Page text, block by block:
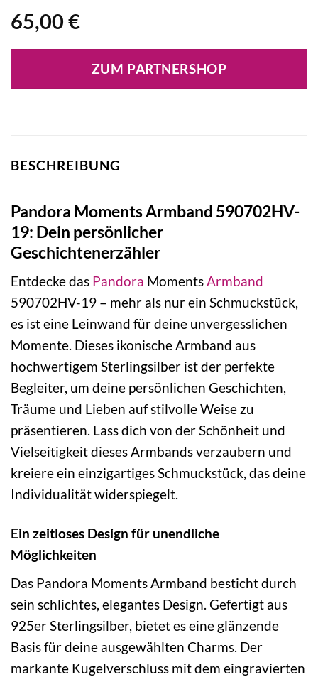
65,00 €
ZUM PARTNERSHOP
BESCHREIBUNG
Pandora Moments Armband 590702HV-
19: Dein persönlicher
Geschichtenerzähler
Entdecke das Pandora MomentsArmband
590702HV-19 – mehr als nur ein Schmuckstück,
es ist eine Leinwand für deine unvergesslichen
Momente. Dieses ikonische Armband aus
hochwertigem Sterlingsilber ist der perfekte
Begleiter, um deine persönlichen Geschichten,
Träume und Lieben auf stilvolle Weise zu
präsentieren. Lass dich von der Schönheit und
Vielseitigkeit dieses Armbands verzaubern und
kreiere ein einzigartiges Schmuckstück, das deine
Individualität widerspiegelt.
Ein zeitloses Design für unendliche
Möglichkeiten
Das Pandora Moments Armband besticht durch
sein schlichtes, elegantes Design. Gefertigt aus
925er Sterlingsilber, bietet es eine glänzende
Basis für deine ausgewählten Charms. Der
markante Kugelverschluss mit dem eingravierten